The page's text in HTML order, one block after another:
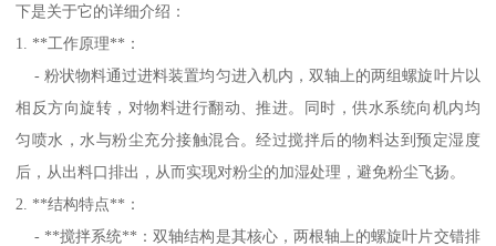
下是关于它的详细介绍：
1. **工作原理**：
- 粉状物料通过进料装置均匀进入机内，双轴上的两组螺旋叶片以
相反方向旋转，对物料进行翻动、推进。同时，供水系统向机内均
匀喷水，水与粉尘充分接触混合。经过搅拌后的物料达到预定湿度
后，从出料口排出，从而实现对粉尘的加湿处理，避免粉尘飞扬。
2. **结构特点**：
- **搅拌系统**：双轴结构是其核心，两根轴上的螺旋叶片交错排